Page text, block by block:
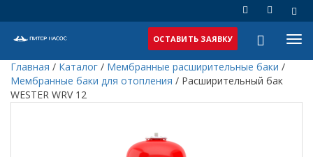
ОСТАВИТЬ ЗАЯВКУ
Главная / Каталог / Мембранные расширительные баки /
Мембранные баки для отопления / Расширительный бак
WESTER WRV 12